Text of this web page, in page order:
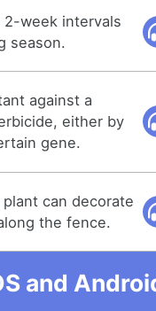
2-week intervals
season.
against a
either by
gene.
can decorate
the fence.
and